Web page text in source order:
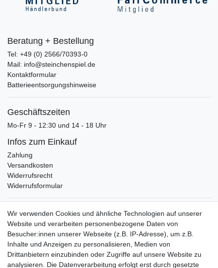
Beratung + Bestellung
Tel: +49 (0) 2566/70393-0
Mail: info@steinchenspiel.de
Kontaktformular
Batterieentsorgungshinweise
Geschäftszeiten
Mo-Fr 9 - 12:30 und 14 - 18 Uhr
Infos zum Einkauf
Zahlung
Versandkosten
Widerrufsrecht
Widerrufsformular
Verpackungslizenz
bei der Landbell AG
Zahlungsarten
Vorabüberweisung
Rechnungskauf
Wir verwenden Cookies und ähnliche Technologien auf unserer
Website und verarbeiten personenbezogene Daten von
Besucher:innen unserer Webseite (z.B. IP-Adresse), um z.B.
Inhalte und Anzeigen zu personalisieren, Medien von
Drittanbietern einzubinden oder Zugriffe auf unsere Website zu
analysieren. Die Datenverarbeitung erfolgt erst durch gesetzte